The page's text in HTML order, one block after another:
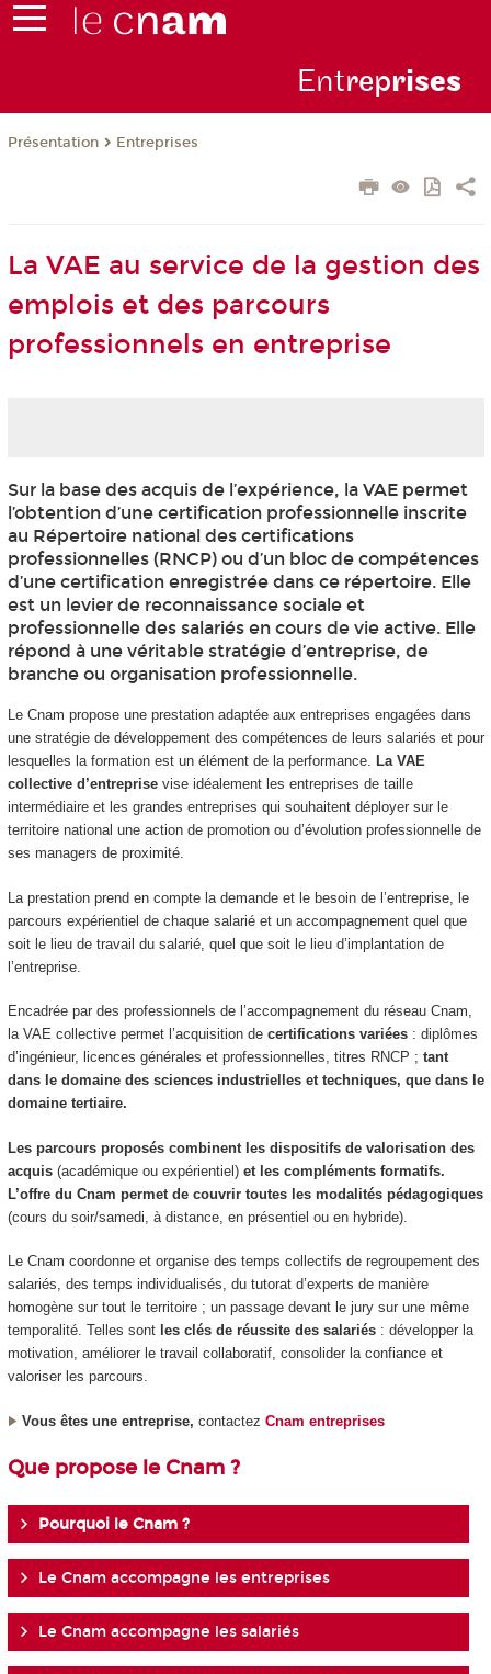
Entreprises
Présentation Entreprises
La VAE au service de la gestion des
emplois et des parcours
professionnels en entreprise
Sur la base des acquis de l’expérience, la VAE permet
l’obtention d’une certification professionnelle inscrite
au Répertoire national des certifications
professionnelles (RNCP) ou d’un bloc de compétences
d’une certification enregistrée dans ce répertoire. Elle
est un levier de reconnaissance sociale et
professionnelle des salariés en cours de vie active. Elle
répond à une véritable stratégie d’entreprise, de
branche ou organisation professionnelle.
Le Cnam propose une prestation adaptée aux entreprises engagées dans
une stratégie de développement des compétences de leurs salariés et pour
lesquelles la formation est un élément de la performance. La VAE
collective d’entreprisevise idéalement les entreprises de taille
intermédiaire et les grandes entreprises qui souhaitent déployer sur le
territoire national une action de promotion ou d’évolution professionnelle de
ses managers de proximité.
La prestation prend en compte la demande et le besoin de l’entreprise, le
parcours expérientiel de chaque salarié et un accompagnement quel que
soit le lieu de travail du salarié, quel que soit le lieu d’implantation de
l’entreprise.
Encadrée par des professionnels de l’accompagnement du réseau Cnam,
la VAE collective permet l’acquisition de certifications variées: diplômes
d’ingénieur, licences générales et professionnelles, titres RNCP ; tant
dans le domaine des sciences industrielles et techniques, que dans le
domaine tertiaire.
Les parcours proposés combinent les dispositifs de valorisation des
acquis (académique ou expérientiel)et les compléments formatifs.
L’offre du Cnam permet de couvrir toutes les modalités pédagogiques
(cours du soir/samedi, à distance, en présentiel ou en hybride).
Le Cnam coordonne et organise des temps collectifs de regroupement des
salariés, des temps individualisés, du tutorat d’experts de manière
homogène sur tout le territoire ; un passage devant le jury sur une même
temporalité. Telles sont les clés de réussite des salariés: développer la
motivation, améliorer le travail collaboratif, consolider la confiance et
valoriser les parcours.
Vous êtes une entreprise, contactez Cnam entreprises
Que propose le Cnam ?
Pourquoi le Cnam ?
Le Cnam accompagne les entreprises
Le Cnam accompagne les salariés